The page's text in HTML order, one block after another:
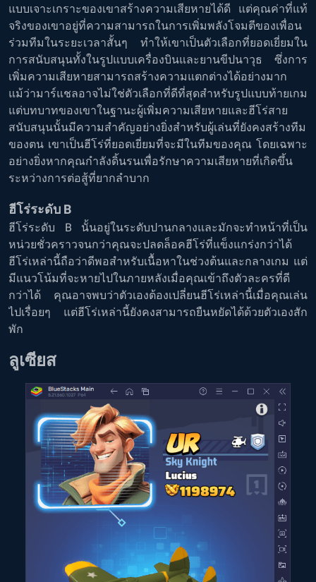
แบบเจาะเกราะของเขาสร้างความเสียหายได้ดี แต่คุณค่าที่แท้
จริงของเขาอยู่ที่ความสามารถในการเพิ่มพลังโจมตีของเพื่อน
ร่วมทีมในระยะเวลาสั้นๆ ทำให้เขาเป็นตัวเลือกที่ยอดเยี่ยมใน
การสนับสนุนทั้งในรูปแบบเครื่องบินและยานขีปนาวุธ ซึ่งการ
เพิ่มความเสียหายสามารถสร้างความแตกต่างได้อย่างมาก
แม้ว่ามาร์แชลอาจไม่ใช่ตัวเลือกที่ดีที่สุดสำหรับรูปแบบท้ายเกม
แต่บทบาทของเขาในฐานะผู้เพิ่มความเสียหายและฮีโร่สาย
สนับสนุนนั้นมีความสำคัญอย่างยิ่งสำหรับผู้เล่นที่ยังคงสร้างทีม
ของตน เขาเป็นฮีโร่ที่ยอดเยี่ยมที่จะมีในทีมของคุณ โดยเฉพาะ
อย่างยิ่งหากคุณกำลังดิ้นรนเพื่อรักษาความเสียหายที่เกิดขึ้น
ระหว่างการต่อสู้ที่ยากลำบาก
ฮีโร่ระดับ B
ฮีโร่ระดับ B นั้นอยู่ในระดับปานกลางและมักจะทำหน้าที่เป็น
หน่วยชั่วคราวจนกว่าคุณจะปลดล็อคฮีโร่ที่แข็งแกร่งกว่าได้
ฮีโร่เหล่านี้ถือว่าดีพอสำหรับเนื้อหาในช่วงต้นและกลางเกม แต่
มีแนวโน้มที่จะหายไปในภายหลังเมื่อคุณเข้าถึงตัวละครที่ดี
กว่าได้ คุณอาจพบว่าตัวเองต้องเปลี่ยนฮีโร่เหล่านี้เมื่อคุณเล่น
ไปเรื่อยๆ แต่ฮีโร่เหล่านี้ยังคงสามารถยืนหยัดได้ด้วยตัวเองสัก
พัก
ลูเซียส